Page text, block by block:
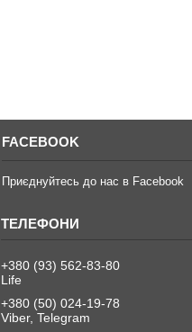
FACEBOOK
Приєднуйтесь до нас в Facebook
+380 (93) 562-83-80
Life
+380 (50) 024-19-78
Viber, Telegram